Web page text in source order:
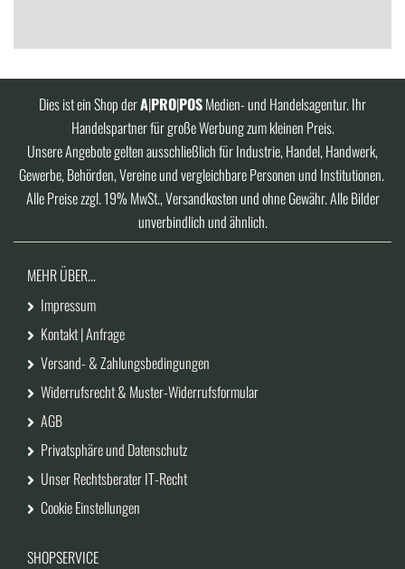
Dies ist ein Shop derA|PRO|POSMedien- und Handelsagentur. Ihr
Handelspartner für große Werbung zum kleinen Preis.
Unsere Angebote gelten ausschließlich für Industrie, Handel, Handwerk,
Gewerbe, Behörden, Vereine und vergleichbare Personen und Institutionen.
Alle Preise zzgl. 19% MwSt., Versandkosten und ohne Gewähr. Alle Bilder
unverbindlich und ähnlich.
MEHR ÜBER...
Impressum
Kontakt | Anfrage
Versand- & Zahlungsbedingungen
Widerrufsrecht & Muster-Widerrufsformular
AGB
Privatsphäre und Datenschutz
Unser Rechtsberater IT-Recht
Cookie Einstellungen
SHOPSERVICE